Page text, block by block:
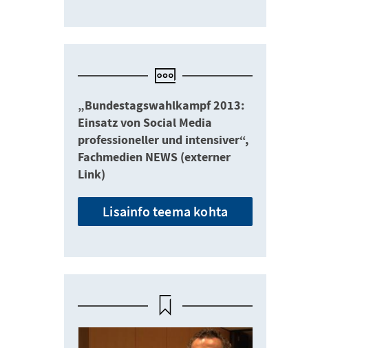
„Bundestagswahlkampf 2013:
Einsatz von Social Media
professioneller und intensiver“,
Fachmedien NEWS (externer
Link)
Lisainfo teema kohta